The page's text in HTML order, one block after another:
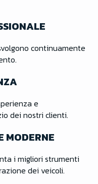
continuamente
e
dei nostri clienti.
MODERNE
i migliori strumenti
dei veicoli.